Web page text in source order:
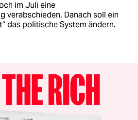
im Juli eine
verabschieden. Danach soll ein
das politische System ändern.